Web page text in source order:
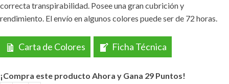
correcta transpirabilidad. Posee una gran cubrición y
rendimiento. El envío en algunos colores puede ser de 72 horas.
Carta de Colores Ficha Técnica
¡Compra este producto Ahora y Gana 29 Puntos!